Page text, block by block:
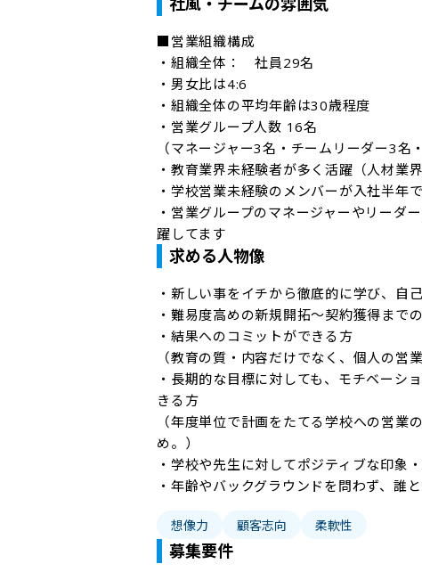
■営業組織構成
・組織全体：　社員29名
・男女比は4:6
・組織全体の平均年齢は30歳程度
・営業グループ人数 16名
（マネージャー3名・チームリーダー3名
・教育業界未経験者が多く活躍（人材業
・学校営業未経験のメンバーが入社半年
・営業グループのマネージャーやリーダ
躍してます
求める人物像
・新しい事をイチから徹底的に学び、自
・難易度高めの新規開拓～契約獲得まで
・結果へのコミットができる方
（教育の質・内容だけでなく、個人の営
・長期的な目標に対しても、モチベーシ
きる方
（年度単位で計画をたてる学校への営
め。）
・学校や先生に対してポジティブな印象
・年齢やバックグラウンドを問わず、誰
想像力 顧客志向 柔軟性
募集要件